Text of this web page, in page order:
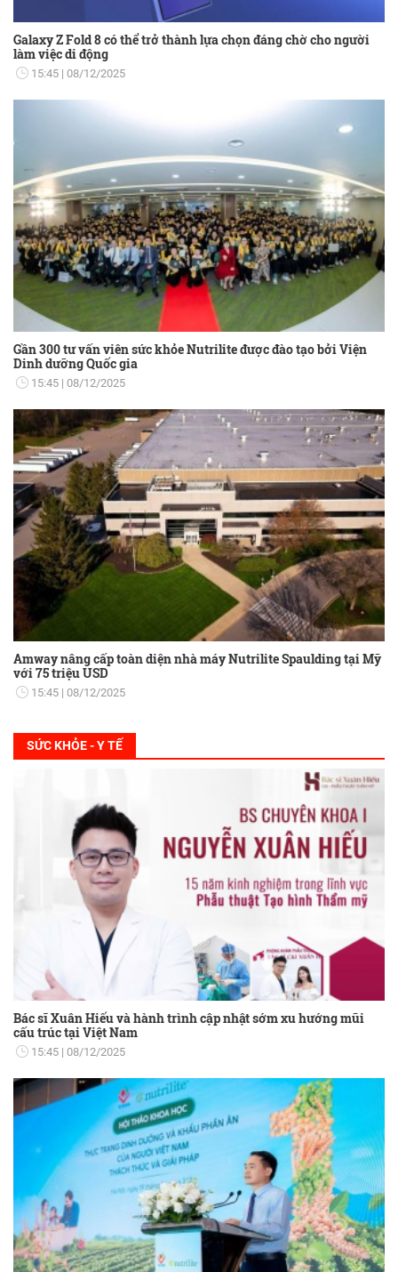
Galaxy Z Fold 8 có thể trở thành lựa chọn đáng chờ cho người
làm việc di động
15:45 08/12/2025
Gần 300 tư vấn viên sức khỏe Nutrilite được đào tạo bởi Viện
Dinh dưỡng Quốc gia
15:45 08/12/2025
Amway nâng cấp toàn diện nhà máy Nutrilite Spaulding tại Mỹ
với 75 triệu USD
15:45 08/12/2025
SỨC KHỎE - Y TẾ
Bác sĩ Xuân Hiếu và hành trình cập nhật sớm xu hướng mũi
cấu trúc tại Việt Nam
15:45 08/12/2025